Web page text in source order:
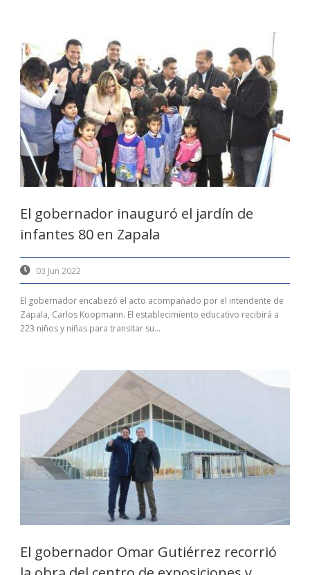
El gobernador inauguró el jardín de
infantes 80 en Zapala
03 Jun 2022
El gobernador encabezó el acto acompañado por el intendente de
Zapala, Carlos Koopmann. El establecimiento educativo recibirá a
223 niños y niñas para transitar su...
El gobernador Omar Gutiérrez recorrió